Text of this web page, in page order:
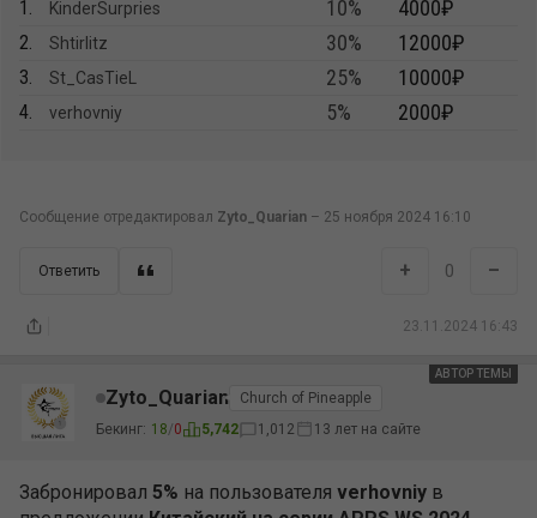
1.
KinderSurpries 10% 4000₽
2. Shtirlitz 30% 12000₽
3. St_CasTieL 25% 10000₽
4. verhovniy 5% 2000₽
Сообщение отредактировал Zyto_Quarian – 25 ноября 2024 16:10
Ответить
23.11.2024 16:43
+ 0 –
АВТОР
Zyto_Quarian
АВТОР ТЕМЫ
Church of Pineapple
Бекинг: 18/0 5,742 1,012 13 лет на сайте
Забронировал 5% на пользователя verhovniy в